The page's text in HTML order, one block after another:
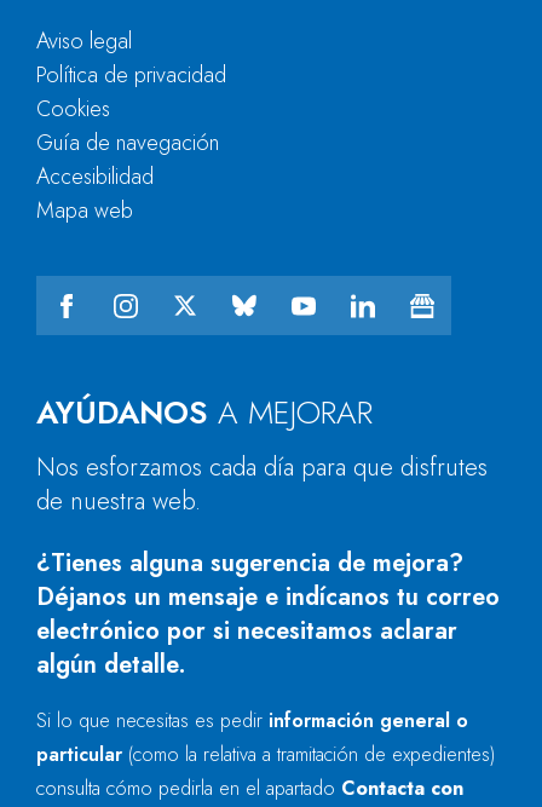
AYÚDANOS A MEJORAR
Nos esforzamos cada día para que disfrutes
de nuestra web.
¿Tienes alguna sugerencia de mejora?
Déjanos un mensaje e indícanos tu correo
electrónico por si necesitamos aclarar
algún detalle.
Si lo que necesitas es pedir información general o
particular (como la relativa a tramitación de expedientes)
consulta cómo pedirla en el apartado Contacta con
Aviso legal
Política de privacidad
Cookies
Guía de navegación
Accesibilidad
Mapa web